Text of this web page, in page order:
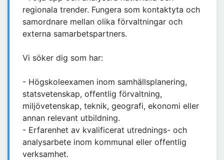
regionala trender. Fungera som kontaktyta och
samordnare mellan olika förvaltningar och
externa samarbetspartners.
Vi söker dig som har:
- Högskoleexamen inom samhällsplanering,
statsvetenskap, offentlig förvaltning,
miljövetenskap, teknik, geografi, ekonomi eller
annan relevant utbildning.
- Erfarenhet av kvalificerat utrednings- och
analysarbete inom kommunal eller offentlig
verksamhet.